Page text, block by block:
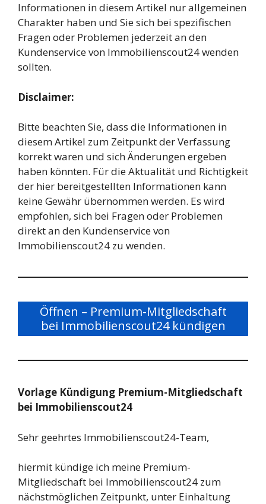
Informationen in diesem Artikel nur allgemeinen
Charakter haben und Sie sich bei spezifischen
Fragen oder Problemen jederzeit an den
Kundenservice von Immobilienscout24 wenden
sollten.
Disclaimer:
Bitte beachten Sie, dass die Informationen in
diesem Artikel zum Zeitpunkt der Verfassung
korrekt waren und sich Änderungen ergeben
haben könnten. Für die Aktualität und Richtigkeit
der hier bereitgestellten Informationen kann
keine Gewähr übernommen werden. Es wird
empfohlen, sich bei Fragen oder Problemen
direkt an den Kundenservice von
Immobilienscout24 zu wenden.
Öffnen – Premium-Mitgliedschaft
bei Immobilienscout24 kündigen
Vorlage Kündigung Premium-Mitgliedschaft
bei Immobilienscout24
Sehr geehrtes Immobilienscout24-Team,
hiermit kündige ich meine Premium-
Mitgliedschaft bei Immobilienscout24 zum
nächstmöglichen Zeitpunkt, unter Einhaltung